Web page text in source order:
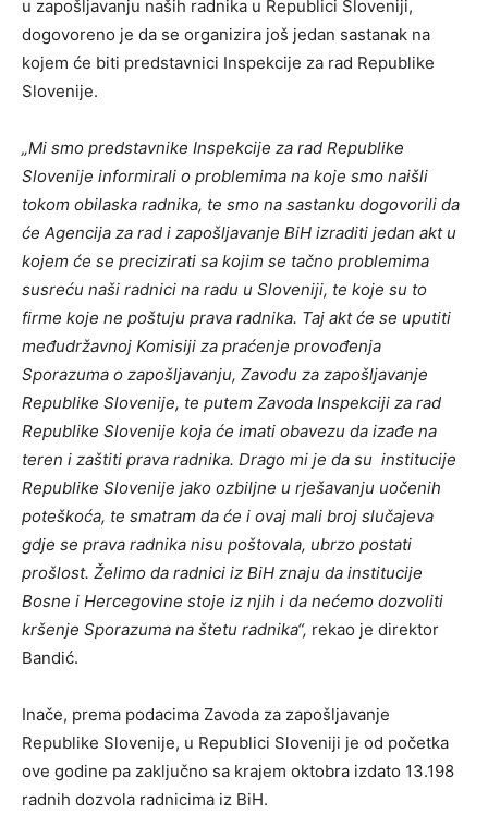
u zapošljavanju naših radnika u Republici Sloveniji,
dogovoreno je da se organizira još jedan sastanak na
kojem će biti predstavnici Inspekcije za rad Republike
Slovenije.
„Mi smo predstavnike Inspekcije za rad Republike
Slovenije informirali o problemima na koje smo naišli
tokom obilaska radnika, te smo na sastanku dogovorili da
će Agencija za rad i zapošljavanje BiH izraditi jedan akt u
kojem će se precizirati sa kojim se tačno problemima
susreću naši radnici na radu u Sloveniji, te koje su to
firme koje ne poštuju prava radnika. Taj akt će se uputiti
međudržavnoj Komisiji za praćenje provođenja
Sporazuma o zapošljavanju, Zavodu za zapošljavanje
Republike Slovenije, te putem Zavoda Inspekciji za rad
Republike Slovenije koja će imati obavezu da izađe na
teren i zaštiti prava radnika. Drago mi je da su institucije
Republike Slovenije jako ozbiljne u rješavanju uočenih
poteškoća, te smatram da će i ovaj mali broj slučajeva
gdje se prava radnika nisu poštovala, ubrzo postati
prošlost. Želimo da radnici iz BiH znaju da institucije
Bosne i Hercegovine stoje iz njih i da nećemo dozvoliti
kršenje Sporazuma na štetu radnika“, rekao je direktor
Bandić.
Inače, prema podacima Zavoda za zapošljavanje
Republike Slovenije, u Republici Sloveniji je od početka
ove godine pa zaključno sa krajem oktobra izdato 13.198
radnih dozvola radnicima iz BiH.